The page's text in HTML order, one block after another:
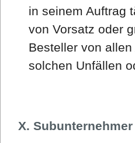
in seinem Auftrag
von Vorsatz oder
Besteller von
solchen Unfällen
X. Subunternehmer